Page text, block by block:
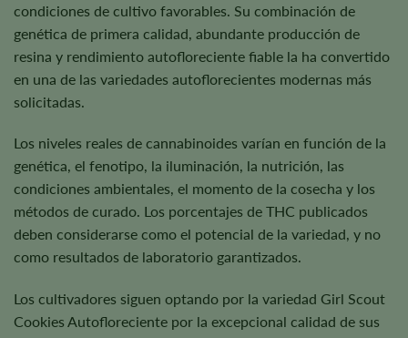
condiciones de cultivo favorables. Su combinación de
genética de primera calidad, abundante producción de
resina y rendimiento autofloreciente fiable la ha convertido
en una de las variedades autoflorecientes modernas más
solicitadas.
Los niveles reales de cannabinoides varían en función de la
genética, el fenotipo, la iluminación, la nutrición, las
condiciones ambientales, el momento de la cosecha y los
métodos de curado. Los porcentajes de THC publicados
deben considerarse como el potencial de la variedad, y no
como resultados de laboratorio garantizados.
Los cultivadores siguen optando por la variedad Girl Scout
Cookies Autofloreciente por la excepcional calidad de sus